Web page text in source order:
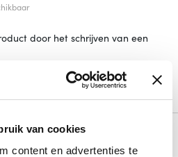
van cookies
content en advertenties te
door het schrijven van een